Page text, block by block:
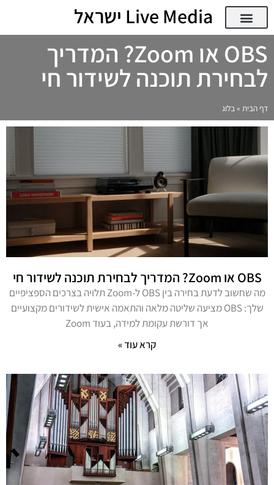
Live Media ישראל
OBS או Zoom? המדריך
לבחירת תוכנה לשידור חי
דף הבית »בלוג
OBS או Zoom? המדריך לבחירת תוכנה לשידור חי
מה שחשוב לדעת בחירה בין OBS ל-Zoom תלויה בצרכים הספציפיים
שלך: OBS מציעה שליטה מלאה והתאמה אישית לשידורים מקצועיים
אך דורשת עקומת למידה, בעוד Zoom
קרא עוד »